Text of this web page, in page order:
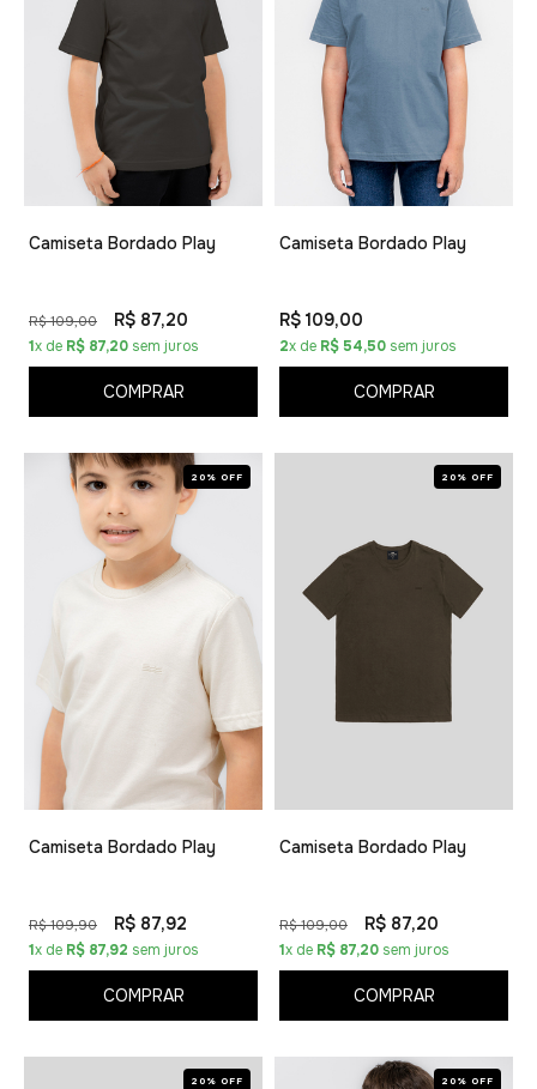
Camiseta Bordado Play
R$ 109,00 R$ 87,20
1x de R$ 87,20 sem juros
COMPRAR
Camiseta Bordado Play
R$ 109,00
2x de R$ 54,50 sem juros
COMPRAR
20% OFF
Camiseta Bordado Play
R$ 109,90 R$ 87,92
1x de R$ 87,92 sem juros
COMPRAR
20% OFF
Camiseta Bordado Play
R$ 109,00 R$ 87,20
1x de R$ 87,20 sem juros
COMPRAR
20% OFF 20% OFF